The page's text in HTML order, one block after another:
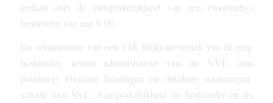
gedaan over de aansprakelijkheid van een (voormalig)
bestuurder van een VvE.
De administratie van een VvE blijkt na vertrek van de enig
bestuurder, tevens administrateur van de VVE, een
puinhoop. Onjuiste betalingen en oninbare vorderingen,
schade voor VvE. Aansprakelijkheid als bestuurder en als